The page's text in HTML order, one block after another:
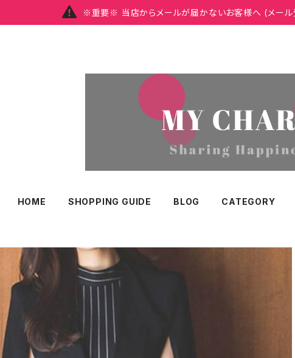
※重要※ 当店からメールが届かないお客様へ (メール
HOME SHOPPING GUIDE BLOG CATEGORY